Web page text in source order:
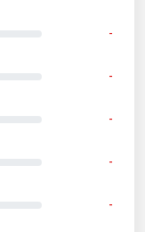
-
-
-
-
-